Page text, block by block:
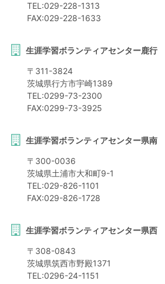
TEL:029-228-1313
FAX:029-228-1633
生涯学習ボランティアセンター鹿行
〒 311-3824
茨城県行方市宇崎1389
TEL:0299-73-2300
FAX:0299-73-3925
生涯学習ボランティアセンター県南
〒 300-0036
茨城県土浦市大和町9-1
TEL:029-826-1101
FAX:029-826-1728
生涯学習ボランティアセンター県西
〒 308-0843
茨城県筑西市野殿1371
TEL:0296-24-1151